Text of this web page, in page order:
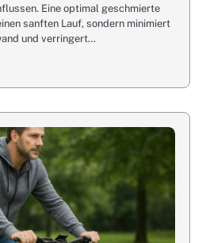
Eine optimal geschmierte
sanften Lauf, sondern minimiert
und verringert…